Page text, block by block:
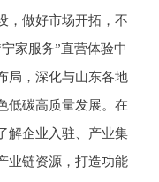
，做好市场开拓，不
家服务”直营体验中
局，深化与山东各地
低碳高质量发展。在
解企业入驻、产业集
业链资源，打造功能